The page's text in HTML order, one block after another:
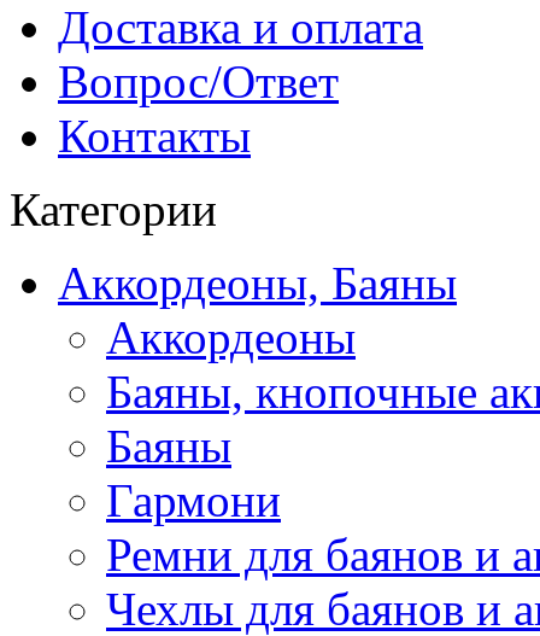
Доставка и оплата
Вопрос/Ответ
Контакты
Категории
Аккордеоны, Баяны
Аккордеоны
Баяны, кнопочные
Баяны
Гармони
Ремни для баянов и
Чехлы для баянов и